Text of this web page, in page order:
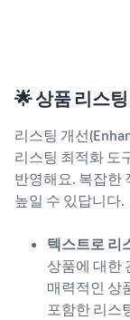
🌟 상품 리스
리스팅 개선
리스팅 최적화 도
반영해요. 복잡한
높일 수 있답니다.
텍스트로 리
상품에 대한
매력적인 상
포함한 리스